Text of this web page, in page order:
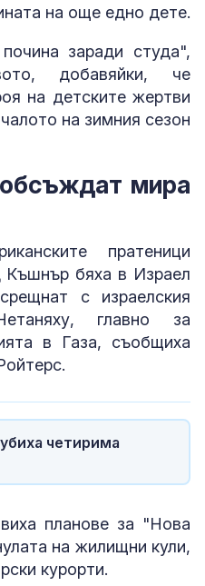
на още едно дете.
заради студа",
добавяйки, че
на детските жертви
на зимния сезон
мира
пратеници
бяха в Израел
с израелския
главно за
в Газа, съобщиха
четирима
планове за "Нова
на жилищни кули,
курорти.